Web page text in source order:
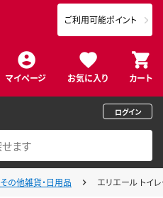
マイページ お気に入り カート
ご利用可能ポイント
ログイン
その他雑貨・日用品 エリエール トイ